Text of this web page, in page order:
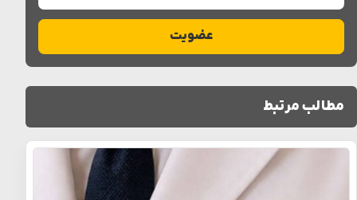
عضویت
مطالب مرتبط